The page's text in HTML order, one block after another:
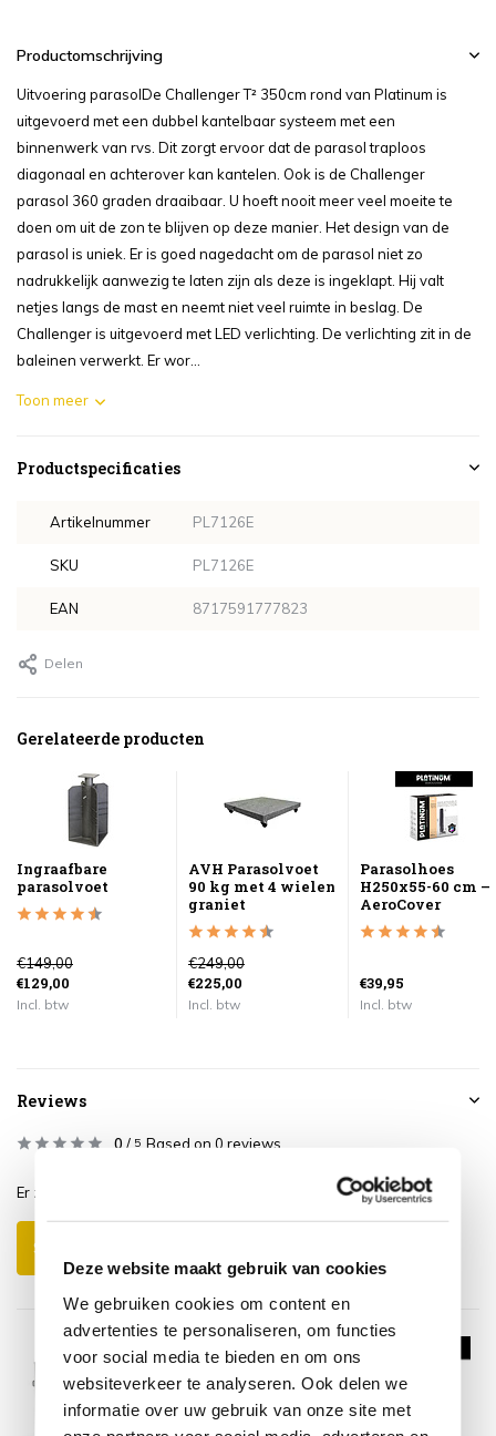
Deze website maakt gebruik van cookies
We gebruiken cookies om content en
advertenties te personaliseren, om functies
voor social media te bieden en om ons
websiteverkeer te analyseren. Ook delen we
informatie over uw gebruik van onze site met
Productomschrijving
Uitvoering parasolDe Challenger T² 350cm rond van Platinum is
uitgevoerd met een dubbel kantelbaar systeem met een
binnenwerk van rvs. Dit zorgt ervoor dat de parasol traploos
diagonaal en achterover kan kantelen. Ook is de Challenger
parasol 360 graden draaibaar. U hoeft nooit meer veel moeite te
doen om uit de zon te blijven op deze manier. Het design van de
parasol is uniek. Er is goed nagedacht om de parasol niet zo
nadrukkelijk aanwezig te laten zijn als deze is ingeklapt. Hij valt
netjes langs de mast en neemt niet veel ruimte in beslag. De
Challenger is uitgevoerd met LED verlichting. De verlichting zit in de
baleinen verwerkt. Er wor...
Toon meer
Productspecificaties
Artikelnummer PL7126E
SKU PL7126E
EAN 8717591777823
Delen
Gerelateerde producten
Ingraafbare
parasolvoet
€149,00
€129,00
Incl. btw
AVH Parasolvoet
90 kg met 4 wielen
graniet
€249,00
€225,00
Incl. btw
Parasolhoes
H250x55-60 cm –
AeroCover
€39,95
Incl. btw
Reviews
0 / 5 Based on 0 reviews
Er zijn nog geen reviews geschreven over dit product..
Schrijf je eigen review